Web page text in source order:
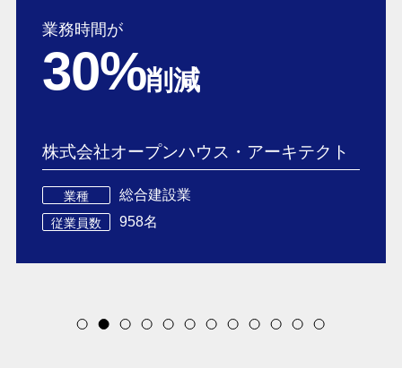
業務時間が
30%削減
株式会社オープンハウス・アーキテクト
業種 総合建設業
従業員数 958名